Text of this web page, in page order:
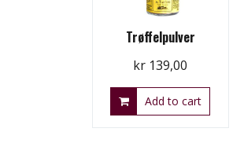
Trøffelpulver
kr 139,00
Add to cart